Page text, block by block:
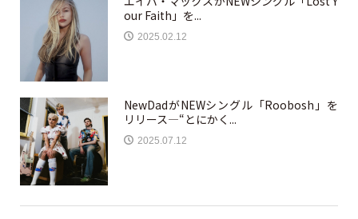
our Faith」を...
2025.02.12
NewDadがNEWシングル「Roobosh」を
リリース—“とにかく...
2025.07.12